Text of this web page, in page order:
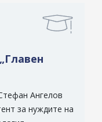
Ангелов
за нуждите на